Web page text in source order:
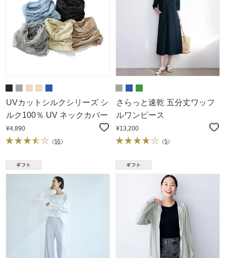
UVカットシルクシリーズ シ
ルク100％ UV ネックカバー
¥4,890
（55）
さらっと速乾 五分丈ワッフ
ルワンピース
¥13,200
（5）